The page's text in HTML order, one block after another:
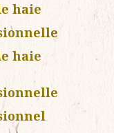
haie
haie